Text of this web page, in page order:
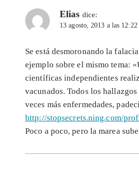
Elias dice:
13 agosto, 2013 a las 12:22
Se está desmoronando la
ejemplo sobre el mismo tema:
científicas independientes
vacunados. Todos los
veces más enfermedades,
http://stopsecrets.ning.com/
Poco a poco, pero la marea